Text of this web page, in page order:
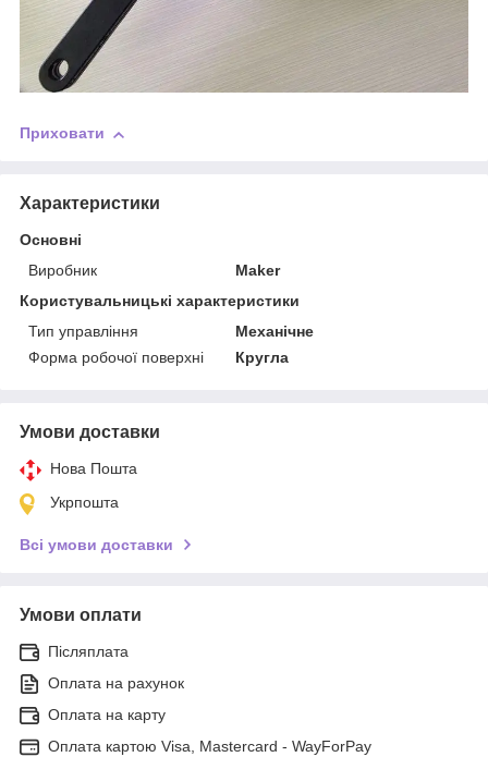
Приховати
Характеристики
Основні
Виробник
Maker
Користувальницькі характеристики
Тип управління
Механічне
Форма робочої поверхні
Кругла
Умови доставки
Нова Пошта
Укрпошта
Всі умови доставки
Умови оплати
Післяплата
Оплата на рахунок
Оплата на карту
Оплата картою Visa, Mastercard - WayForPay